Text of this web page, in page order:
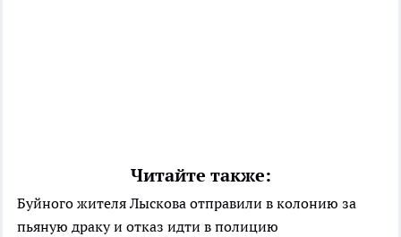
Читайте также:
Буйного жителя Лыскова отправили в колонию за
пьяную драку и отказ идти в полицию